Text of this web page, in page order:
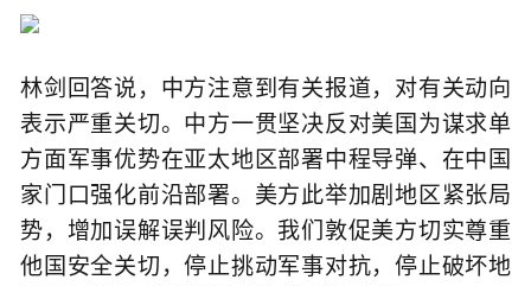
林剑回答说，中方注意到有关报道，对有关动向
表示严重关切。中方一贯坚决反对美国为谋求单
方面军事优势在亚太地区部署中程导弹、在中国
家门口强化前沿部署。美方此举加剧地区紧张局
势，增加误解误判风险。我们敦促美方切实尊重
他国安全关切，停止挑动军事对抗，停止破坏地